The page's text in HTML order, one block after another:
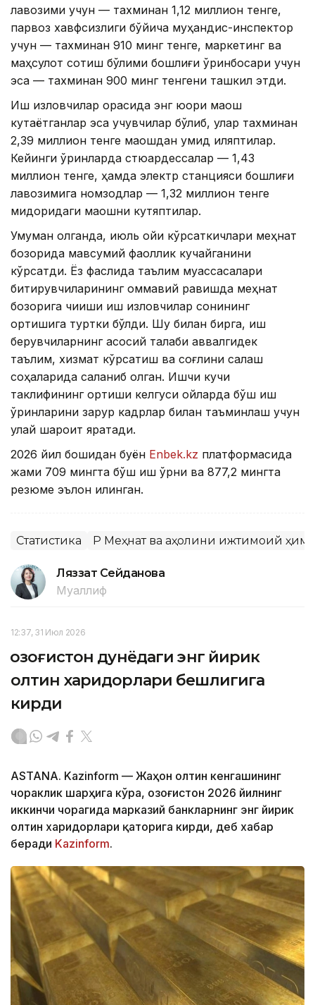
лавозими учун — тахминан 1,12 миллион тенге,
парвоз хавфсизлиги бўйича муҳандис-инспектор
учун — тахминан 910 минг тенге, маркетинг ва
маҳсулот сотиш бўлими бошлиғи ўринбосари учун
эса — тахминан 900 минг тенгени ташкил этди.
Иш изловчилар орасида энг юқори маош
кутаётганлар эса учувчилар бўлиб, улар тахминан
2,39 миллион тенге маошдан умид қиляптилар.
Кейинги ўринларда стюардессалар — 1,43
миллион тенге, ҳамда электр станцияси бошлиғи
лавозимига номзодлар — 1,32 миллион тенге
миқдоридаги маошни кутяптилар.
Умуман олганда, июль ойи кўрсаткичлари меҳнат
бозорида мавсумий фаоллик кучайганини
кўрсатди. Ёз фаслида таълим муассасалари
битирувчиларининг оммавий равишда меҳнат
бозорига чиқиши иш изловчилар сонининг
ортишига туртки бўлди. Шу билан бирга, иш
берувчиларнинг асосий талаби аввалгидек
таълим, хизмат кўрсатиш ва соғлиқни сақлаш
соҳаларида сақланиб қолган. Ишчи кучи
таклифининг ортиши келгуси ойларда бўш иш
ўринларини зарур кадрлар билан таъминлаш учун
қулай шароит яратади.
2026 йил бошидан буён Enbek.kz платформасида
жами 709 мингта бўш иш ўрни ва 877,2 мингта
резюме эълон қилинган.
Статистика ҚР Меҳнат ва аҳолини ижтимоий
Ляззат Сейданова
Муаллиф
12:37, 31 Июл 2026
Қозоғистон дунёдаги энг йирик
олтин харидорлари бешлигига
кирди
ASTANA. Kazinform — Жаҳон олтин кенгашининг
чораклик шарҳига кўра, Қозоғистон 2026 йилнинг
иккинчи чорагида марказий банкларнинг энг йирик
олтин харидорлари қаторига кирди, деб хабар
беради Kazinform.